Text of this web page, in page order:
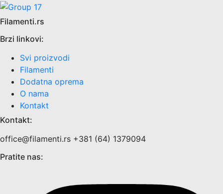
Filamenti.rs
Brzi linkovi:
Svi proizvodi
Filamenti
Dodatna oprema
O nama
Kontakt
Kontakt:
office@filamenti.rs +381 (64) 1379094
Pratite nas: